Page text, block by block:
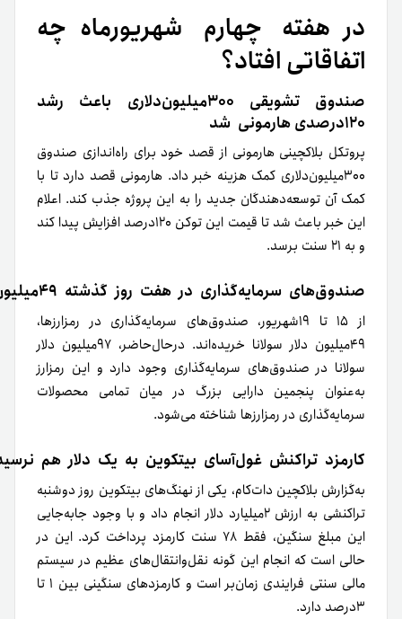
در هفته چهارم شهریور‌ماه چه
اتفاقاتی افتاد؟
صندوق تشویقی ۳۰۰‌میلیون‌دلاری باعث رشد
۱۲۰درصدی
هارمونی شد
پروتکل بلاکچینی هارمونی از قصد خود برای راه‌اندازی صندوق
۳۰۰‌میلیون‌دلاری کمک هزینه خبر داد. هارمونی قصد دارد تا با
کمک آن توسعه‌دهندگان جدید را به این پروژه جذب کند. اعلام
این خبر باعث شد تا قیمت این توکن ۱۲۰درصد افزایش پیدا کند
و به ۲۱ سنت برسد.
صندوق‌های سرمایه‌گذاری در هفت روز گذشته ۴۹‌میلیون دلار
از ۱۵ تا ۱۹شهریور، صندوق‌های سرمایه‌گذاری در رمزارزها،
۴۹میلیون دلار سولانا خریده‌اند. درحال‌حاضر، ۹۷میلیون دلار
سولانا در صندوق‌های سرمایه‌گذاری وجود دارد و این رمزارز
به‌عنوان پنجمین دارایی بزرگ در میان تمامی محصولات
سرمایه‌گذاری در رمزارزها شناخته می‌شود.
کارمزد تراکنش غول‌آسای بیتکوین به یک دلار هم
به‌گزارش بلاکچین دات‌کام، یکی از نهنگ‌های بیتکوین روز دوشنبه
تراکنشی به ارزش ۲میلیارد دلار انجام داد و با وجود جابه‌جایی
این مبلغ سنگین، فقط ۷۸ سنت کارمزد پرداخت کرد. این در
حالی است که انجام این گونه نقل‌وانتقال‌های عظیم در سیستم
مالی سنتی فرایندی زمان‌بر است و کارمزدهای سنگینی بین ۱ تا
۳درصد دارد.